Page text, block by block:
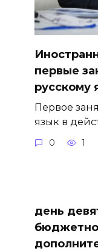
первые
русскому
Первое
язык в
0 1
день